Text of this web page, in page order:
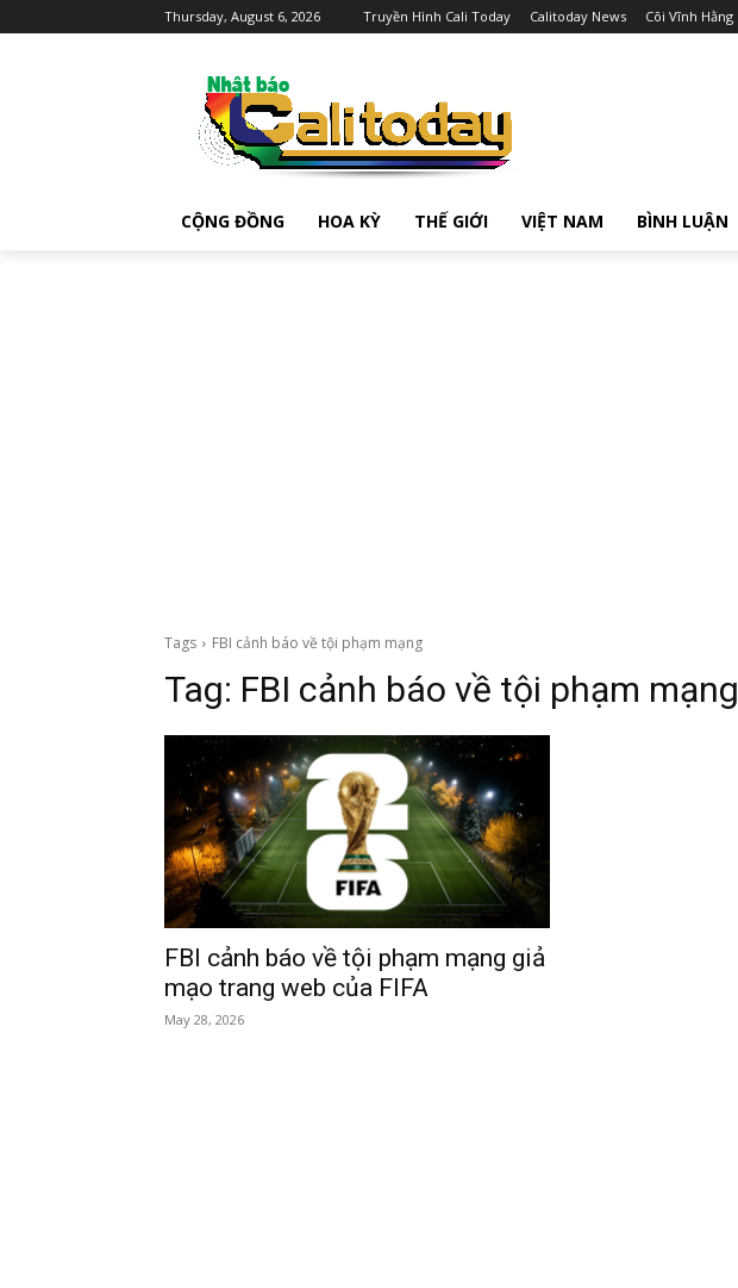
Thursday, August 6, 2026 Truyền Hình Cali Today Calitoday News Cõi Vĩnh Hằng
CỘNG ĐỒNG HOA KỲ THẾ GIỚI VIỆT NAM BÌNH LUẬN
Tags FBI cảnh báo về tội phạm mạng
Tag: FBI cảnh báo về tội phạm mạng
FBI cảnh báo về tội phạm mạng giả
mạo trang web của FIFA
May 28, 2026